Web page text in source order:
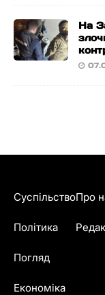
На
Суспільство
Політика
Погляд
Економіка
Про